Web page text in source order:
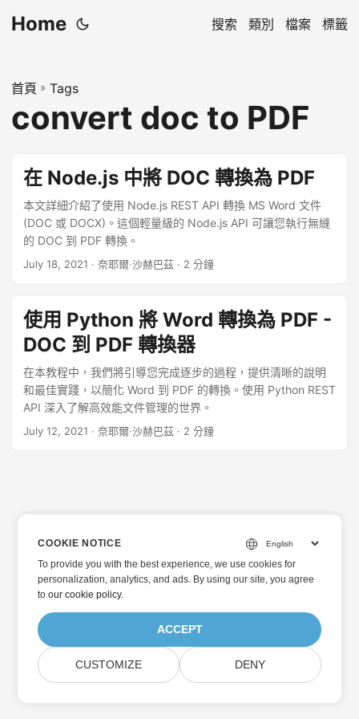
Home 搜索 類別 檔案 標籤
首頁 » Tags
convert doc to PDF
在 Node.js 中將 DOC 轉換為 PDF
本文詳細介紹了使用 Node.js REST API 轉換 MS Word 文件
(DOC 或 DOCX)。這個輕量級的 Node.js API 可讓您執行無縫
的 DOC 到 PDF 轉換。
July 18, 2021 · 奈耶爾·沙赫巴茲 · 2 分鐘
使用 Python 將 Word 轉換為 PDF -
DOC 到 PDF 轉換器
在本教程中，我們將引導您完成逐步的過程，提供清晰的說明
和最佳實踐，以簡化 Word 到 PDF 的轉換。使用 Python REST
API 深入了解高效能文件管理的世界。
July 12, 2021 · 奈耶爾·沙赫巴茲 · 2 分鐘
COOKIE NOTICE
To provide you with the best experience, we use cookies for
personalization, analytics, and ads. By using our site, you agree
toour cookie policy.
ACCEPT
CUSTOMIZE DENY